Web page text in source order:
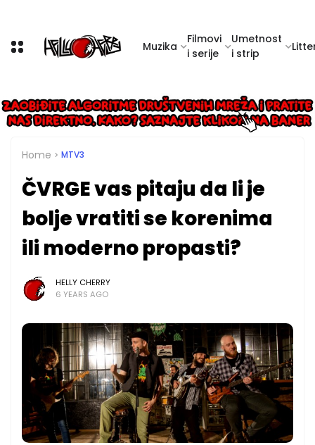
Muzika
Filmovi
i serije
Umetnost
i strip
Home MTV3
ČVRGE vas pitaju da li je
bolje vratiti se korenima
ili moderno propasti?
HELLY CHERRY
6 YEARS AGO